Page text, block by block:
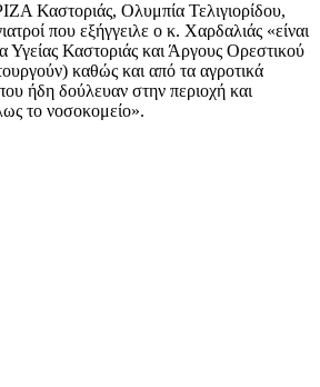
Καστοριάς, Ολυμπία Τελιγιορίδου,
που εξήγγειλε ο κ. Χαρδαλιάς «είναι
Υγείας Καστοριάς και Άργους Ορεστικού
καθώς και από τα αγροτικά
ήδη δούλευαν στην περιοχή και
το νοσοκομείο».